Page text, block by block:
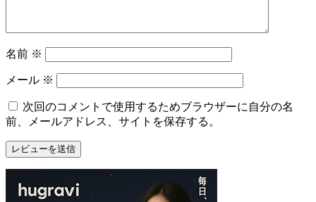
名前 ※
メール ※
次回のコメントで使用するためブラウザーに自分の名
前、メールアドレス、サイトを保存する。